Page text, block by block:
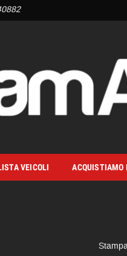
VEICOLI ACQUISTIAMO